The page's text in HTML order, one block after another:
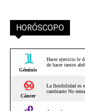
HORÓSCOPO